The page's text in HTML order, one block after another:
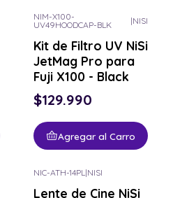
NIM-X100-
UV49HOODCAP-BLK
|NISI
Kit de Filtro UV NiSi
JetMag Pro para
Fuji X100 - Black
$129.990
Agregar al Carro
NIC-ATH-14PL|NISI
Lente de Cine NiSi